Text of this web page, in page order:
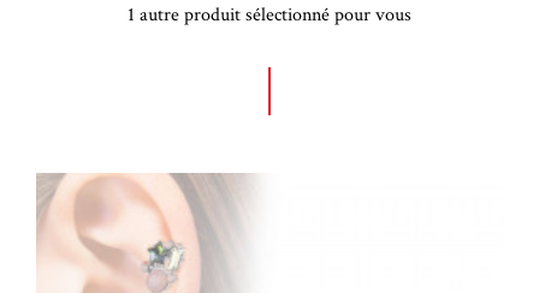
1 autre produit sélectionné pour vous